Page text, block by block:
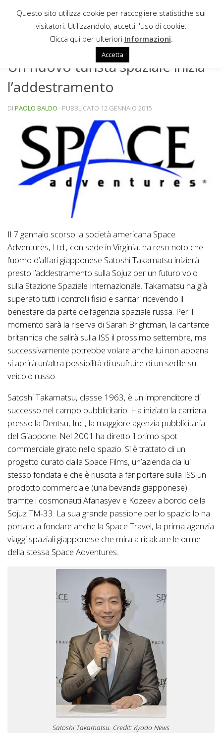
Sotto il contenuto
Un nuovo turista spaziale inizia
l’addestramento
DI PAOLO BALDO · PUBBLICATO 12 GENNAIO 2015
Il 7 gennaio scorso la società americana Space
Adventures, Ltd., con sede in Virginia, ha reso noto che
l’uomo d’affari giapponese Satoshi Takamatsu inizierà
presto l’addestramento sulla Sojuz per un futuro volo
sulla Stazione Spaziale Internazionale. Takamatsu ha già
superato tutti i controlli fisici e sanitari ricevendo il
benestare da parte dell’agenzia spaziale russa. Per il
momento sarà la riserva di Sarah Brightman, la cantante
britannica che salirà sulla ISS il prossimo settembre, ma
successivamente potrebbe volare anche lui non appena
si aprirà un’altra possibilità di usufruire di un sedile sul
veicolo russo.
Satoshi Takamatsu, classe 1963, è un imprenditore di
successo nel campo pubblicitario. Ha iniziato la carriera
presso la Dentsu, Inc., la maggiore agenzia pubblicitaria
del Giappone. Nel 2001 ha diretto il primo spot
commerciale girato nello spazio. Si è trattato di un
progetto curato dalla Space Films, un’azienda da lui
stesso fondata e che è riuscita a far portare sulla ISS un
prodotto commerciale (una bevanda giapponese)
tramite i cosmonauti Afanasyev e Kozeev a bordo della
Sojuz TM-33. La sua grande passione per lo spazio lo ha
portato a fondare anche la Space Travel, la prima agenzia
viaggi spaziali giapponese che mira a ricalcare le orme
della stessa Space Adventures.
Satoshi Takamatsu. Credit: Kyodo News
Questo sito utilizza cookie per raccogliere statistiche sui
visitatori. Utilizzandolo, accetti l'uso di cookie.
Clicca qui per ulteriori Informazioni
Accetta